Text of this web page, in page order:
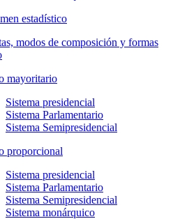
estadístico
modos de composición y formas
mayoritario
Sistema presidencial
Sistema Parlamentario
Sistema Semipresidencial
proporcional
Sistema presidencial
Sistema Parlamentario
Sistema Semipresidencial
Sistema monárquico